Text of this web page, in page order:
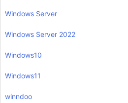
Windows Server
Windows Server 2022
Windows10
Windows11
winndoo